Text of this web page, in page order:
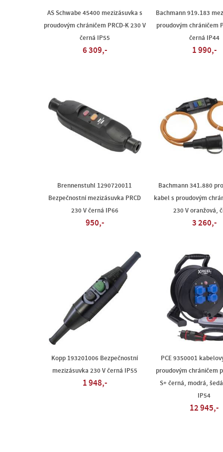
AS Schwabe 45400 mezizásuvka s
proudovým chráničem PRCD-K 230 V
černá IP55
6 309,-
Bachmann 919.183
proudovým chráničem
černá IP44
1 990,-
Brennenstuhl 1290720011
Bezpečnostní mezizásuvka PRCD
230 V černá IP66
950,-
Bachmann 341.880
kabel s proudovým
230 V oranžová,
3 260,-
Kopp 193201006 Bezpečnostní
mezizásuvka 230 V černá IP55
1 948,-
PCE 9350001
proudovým chráničem
S+ černá, modrá,
IP54
12 945,-